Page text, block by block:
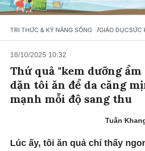
TRI THỨC & KỸ NĂNG SỐNG /GIÁO DỤCSỨC
18/10/2025 10:32
Thứ quả "kem dưỡng
dặn tôi ăn để da căng
mạnh mỗi độ sang thu
Tuấn
Lúc ấy, tôi ăn quả chỉ thấy